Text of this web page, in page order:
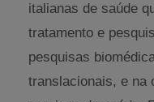
italianas de saúde
tratamento e
pesquisas
translacionais, e na